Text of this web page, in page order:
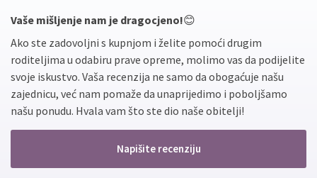
Vaše mišljenje nam je dragocjeno!😊
Ako ste zadovoljni s kupnjom i želite pomoći drugim
roditeljima u odabiru prave opreme, molimo vas da podijelite
svoje iskustvo. Vaša recenzija ne samo da obogaćuje našu
zajednicu, već nam pomaže da unaprijedimo i poboljšamo
našu ponudu. Hvala vam što ste dio naše obitelji!
Napišite recenziju